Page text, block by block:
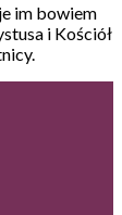
im bowiem
i Kościół